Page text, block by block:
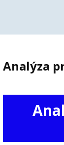
Analýza